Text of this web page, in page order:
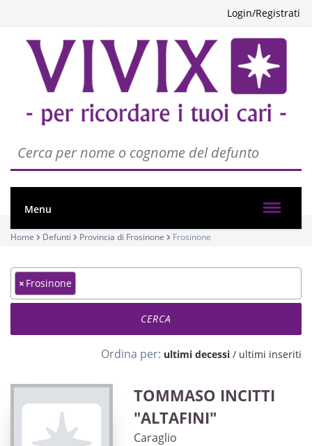
Login/Registrati
Menu
Home Defunti Provincia di Frosinone Frosinone
× Frosinone
Ordina per: ultimi decessi / ultimi inseriti
TOMMASO INCITTI
"ALTAFINI"
Caraglio